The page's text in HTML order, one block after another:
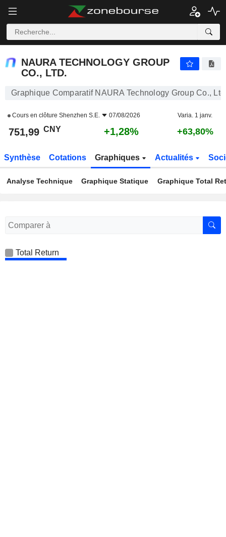
NAURA TECHNOLOGY GROUP
CO., LTD.
Graphique Comparatif NAURA Technology Group Co.,
Cours en clôture Shenzhen S.E. 07/08/2026 Varia. 1 janv.
751,99 CNY +1,28% +63,80%
Synthèse Cotations Graphiques Actualités
Analyse Technique Graphique Statique Graphique Total
Total Return